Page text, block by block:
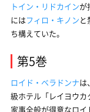
トイン・リドカインが
にはフィロ・キノン
ち構えていた。
第5巻
ロイド・ベラドンナは
級ホテル「レイヨウカ
家事全般が得意なロ